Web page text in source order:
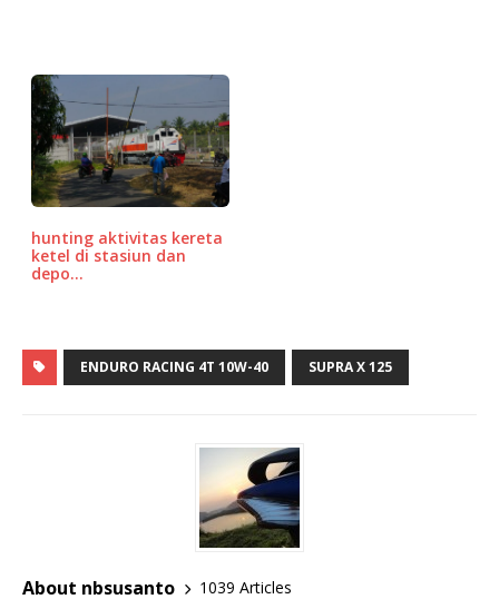
hunting aktivitas kereta
ketel di stasiun dan
depo…
ENDURO RACING 4T 10W-40 SUPRA X 125
About nbsusanto
1039 Articles